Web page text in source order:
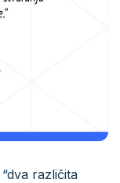
različita